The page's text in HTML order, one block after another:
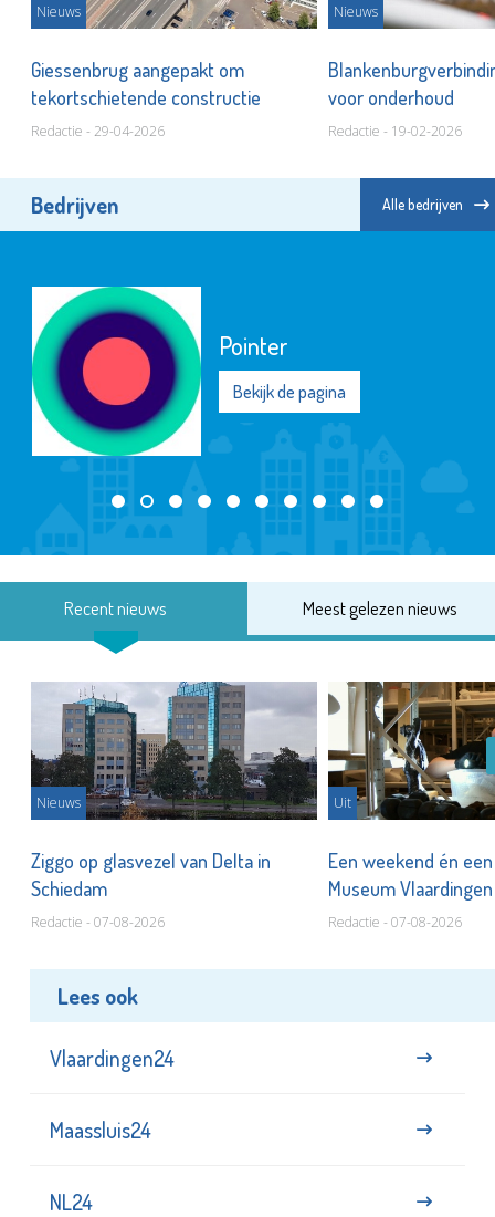
Nieuws
Giessenbrug aangepakt om
tekortschietende constructie
Redactie - 29-04-2026
Nieuws
voor onderhoud
Redactie - 19-02-2026
Bedrijven Alle bedrijven
Pointer
Bekijk de pagina
Recent nieuws Meest gelezen nieuws
Nieuws
Ziggo op glasvezel van Delta in
Schiedam
Redactie - 07-08-2026
Uit
Een weekend én
Museum
Redactie - 07-08-2026
Lees ook
Vlaardingen24
Maassluis24
NL24